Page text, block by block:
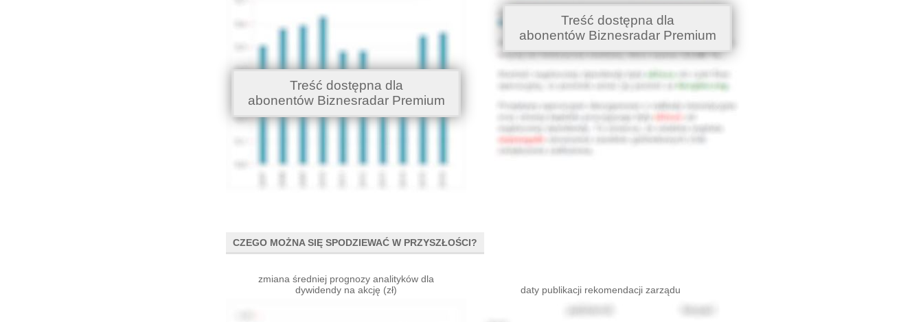
Treść dostępna dla
abonentów Biznesradar Premium
Treść dostępna dla
abonentów Biznesradar Premium
CZEGO MOŻNA SIĘ SPODZIEWAĆ W PRZYSZŁOŚCI?
zmiana średniej prognozy analityków dla
dywidendy na akcję (zł)
daty publikacji rekomendacji zarządu